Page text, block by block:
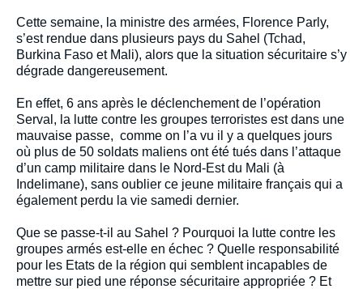
Contenu
intervention
médiatique
Cette semaine, la ministre des armées, Florence Parly,
s’est rendue dans plusieurs pays du Sahel (Tchad,
Burkina Faso et Mali), alors que la situation sécuritaire s’y
dégrade dangereusement.
En effet, 6 ans après le déclenchement de l’opération
Serval, la lutte contre les groupes terroristes est dans une
mauvaise passe, comme on l’a vu il y a quelques jours
où plus de 50 soldats maliens ont été tués dans l’attaque
d’un camp militaire dans le Nord-Est du Mali (à
Indelimane), sans oublier ce jeune militaire français qui a
également perdu la vie samedi dernier.
Que se passe-t-il au Sahel ? Pourquoi la lutte contre les
groupes armés est-elle en échec ? Quelle responsabilité
pour les Etats de la région qui semblent incapables de
mettre sur pied une réponse sécuritaire appropriée ? Et